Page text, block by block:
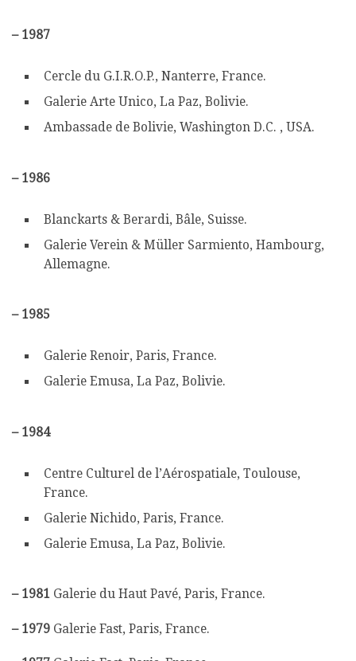
– 1987
Cercle du G.I.R.O.P., Nanterre, France.
Galerie Arte Unico, La Paz, Bolivie.
Ambassade de Bolivie, Washington D.C. , USA.
– 1986
Blanckarts & Berardi, Bâle, Suisse.
Galerie Verein & Müller Sarmiento, Hambourg,
Allemagne.
– 1985
Galerie Renoir, Paris, France.
Galerie Emusa, La Paz, Bolivie.
– 1984
Centre Culturel de l’Aérospatiale, Toulouse,
France.
Galerie Nichido, Paris, France.
Galerie Emusa, La Paz, Bolivie.
– 1981 Galerie du Haut Pavé, Paris, France.
– 1979 Galerie Fast, Paris, France.